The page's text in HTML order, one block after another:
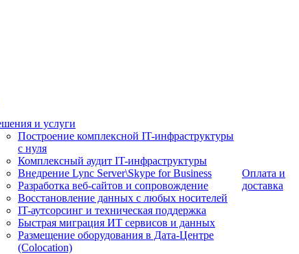
и услуги
Построение комплексной IT-инфраструктуры
с нуля
Комплексный аудит IT-инфраструктуры
Внедрение Lync Server\Skype for Business
Разработка веб-сайтов и сопровождение
Восстановление данных с любых носителей
IT-аутсорсинг и техническая поддержка
Быстрая миграция ИТ сервисов и данных
Размещение оборудования в Дата-Центре
(Colocation)
Оплата и
доставка